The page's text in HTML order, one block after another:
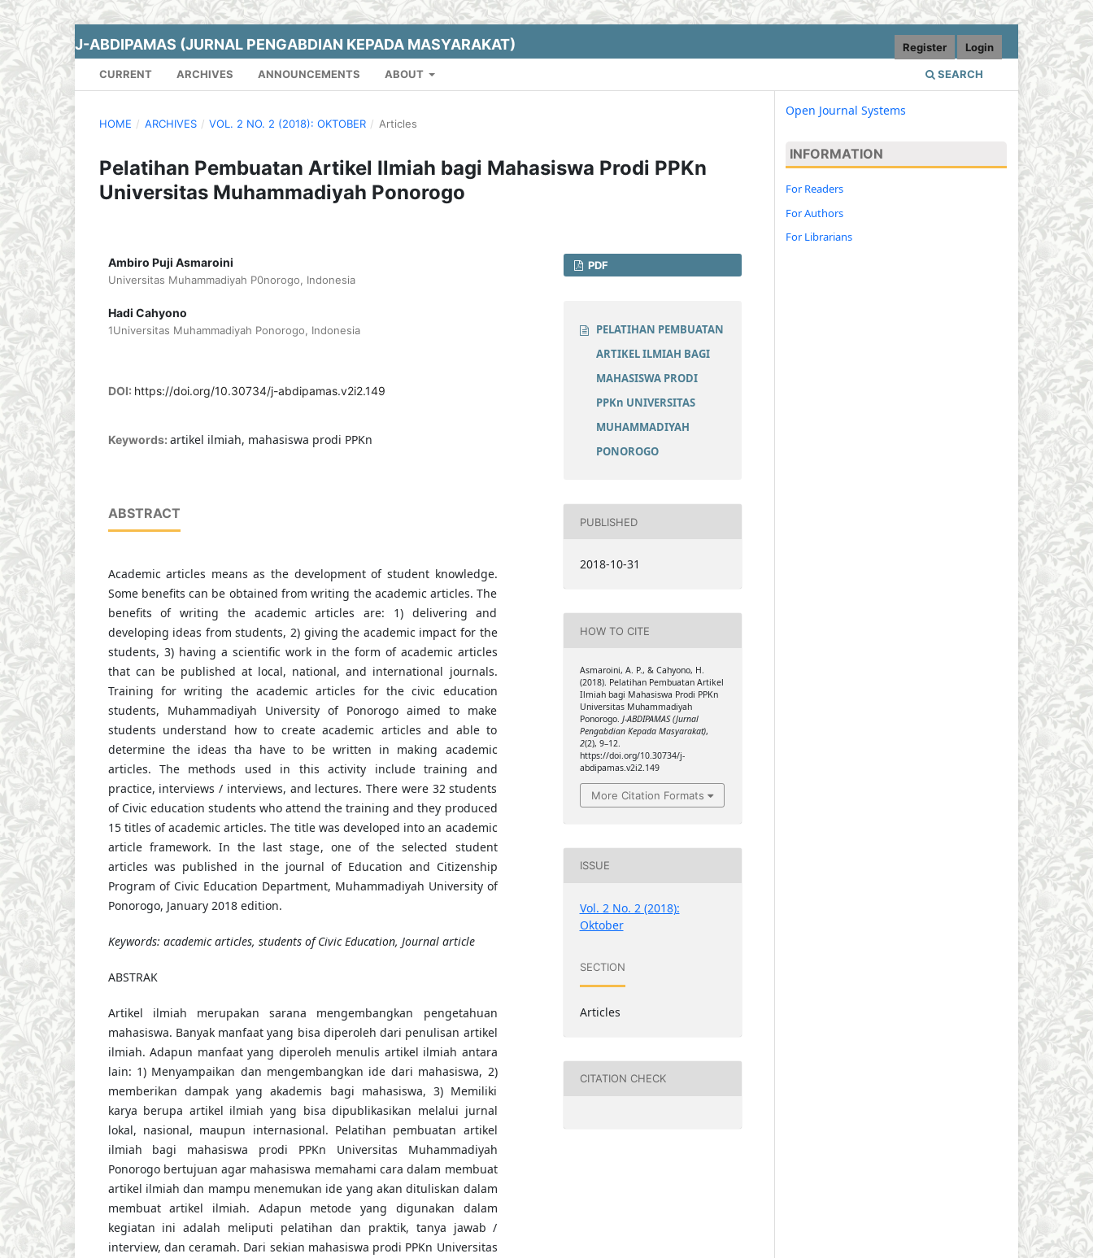
J-ABDIPAMAS (JURNAL PENGABDIAN KEPADA MASYARAKAT)
CURRENT ARCHIVES ANNOUNCEMENTS ABOUT SEARCH
Register Login
HOME / ARCHIVES / VOL. 2 NO. 2 (2018): OKTOBER / Articles
Pelatihan Pembuatan Artikel Ilmiah bagi Mahasiswa Prodi PPKn
Universitas Muhammadiyah Ponorogo
Ambiro Puji Asmaroini
Universitas Muhammadiyah P0norogo, Indonesia
Hadi Cahyono
1Universitas Muhammadiyah Ponorogo, Indonesia
DOI: https://doi.org/10.30734/j-abdipamas.v2i2.149
Keywords: artikel ilmiah, mahasiswa prodi PPKn
ABSTRACT
Academic articles means as the development of student knowledge.
Some benefits can be obtained from writing the academic articles. The
benefits of writing the academic articles are: 1) delivering and
developing ideas from students, 2) giving the academic impact for the
students, 3) having a scientific work in the form of academic articles
that can be published at local, national, and international journals.
Training for writing the academic articles for the civic education
students, Muhammadiyah University of Ponorogo aimed to make
students understand how to create academic articles and able to
determine the ideas tha have to be written in making academic
articles. The methods used in this activity include training and
practice, interviews / interviews, and lectures. There were 32 students
of Civic education students who attend the training and they produced
15 titles of academic articles. The title was developed into an academic
article framework. In the last stage, one of the selected student
articles was published in the journal of Education and Citizenship
Program of Civic Education Department, Muhammadiyah University of
Ponorogo, January 2018 edition.
Keywords: academic articles, students of Civic Education, Journal article
ABSTRAK
Artikel ilmiah merupakan sarana mengembangkan pengetahuan
mahasiswa. Banyak manfaat yang bisa diperoleh dari penulisan artikel
ilmiah. Adapun manfaat yang diperoleh menulis artikel ilmiah antara
lain: 1) Menyampaikan dan mengembangkan ide dari mahasiswa, 2)
memberikan dampak yang akademis bagi mahasiswa, 3) Memiliki
karya berupa artikel ilmiah yang bisa dipublikasikan melalui jurnal
lokal, nasional, maupun internasional. Pelatihan pembuatan artikel
ilmiah bagi mahasiswa prodi PPKn Universitas Muhammadiyah
Ponorogo bertujuan agar mahasiswa memahami cara dalam membuat
artikel ilmiah dan mampu menemukan ide yang akan dituliskan dalam
membuat artikel ilmiah. Adapun metode yang digunakan dalam
kegiatan ini adalah meliputi pelatihan dan praktik, tanya jawab /
interview, dan ceramah. Dari sekian mahasiswa prodi PPKn Universitas
PDF
PELATIHAN PEMBUATAN
ARTIKEL ILMIAH BAGI
MAHASISWA PRODI
PPKn UNIVERSITAS
MUHAMMADIYAH
PONOROGO
PUBLISHED
2018-10-31
HOW TO CITE
Asmaroini, A. P., & Cahyono, H.
(2018). Pelatihan Pembuatan Artikel
Ilmiah bagi Mahasiswa Prodi PPKn
Universitas Muhammadiyah
Ponorogo. J-ABDIPAMAS (Jurnal
Pengabdian Kepada Masyarakat),
2(2), 9–12.
https://doi.org/10.30734/j-
abdipamas.v2i2.149
More Citation Formats
ISSUE
Vol. 2 No. 2 (2018):
Oktober
SECTION
Articles
CITATION CHECK
Open Journal Systems
INFORMATION
For Readers
For Authors
For Librarians